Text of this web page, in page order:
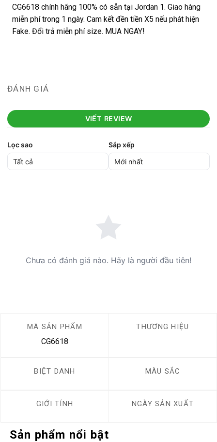
CG6618 chính hãng 100% có sẵn tại Jordan 1. Giao hàng
miễn phí trong 1 ngày. Cam kết đền tiền X5 nếu phát hiện
Fake. Đổi trả miễn phí size. MUA NGAY!
ĐÁNH GIÁ
VIẾT REVIEW
Lọc sao Sắp xếp
Chưa có đánh giá nào. Hãy là người đầu tiên!
MÃ SẢN PHẨM
CG6618
THƯƠNG HIỆU
BIỆT DANH MÀU SẮC
GIỚI TÍNH NGÀY SẢN XUẤT
Sản phẩm nổi bật